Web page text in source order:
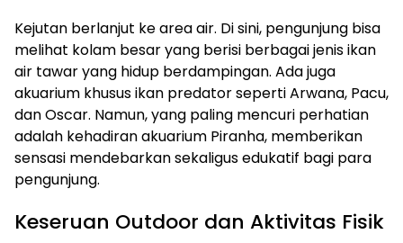
Kejutan berlanjut ke area air. Di sini, pengunjung bisa
melihat kolam besar yang berisi berbagai jenis ikan
air tawar yang hidup berdampingan. Ada juga
akuarium khusus ikan predator seperti Arwana, Pacu,
dan Oscar. Namun, yang paling mencuri perhatian
adalah kehadiran akuarium Piranha, memberikan
sensasi mendebarkan sekaligus edukatif bagi para
pengunjung.
Keseruan Outdoor dan Aktivitas Fisik